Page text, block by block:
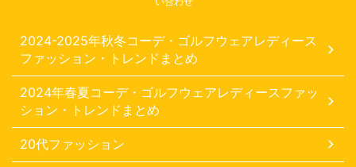
2024-2025年秋冬コーデ・ゴルフウェアレディース
ファッション・トレンドまとめ
2024年春夏コーデ・ゴルフウェアレディースファッ
ション・トレンドまとめ
20代ファッション